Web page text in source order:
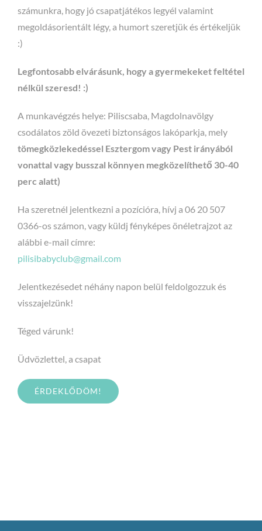
számunkra, hogy jó csapatjátékos legyél valamint
megoldásorientált légy, a humort szeretjük és értékeljük
:)
Legfontosabb elvárásunk, hogy a gyermekeket feltétel
nélkül szeresd! :)
A munkavégzés helye: Piliscsaba, Magdolnavölgy
csodálatos zöld övezeti biztonságos lakóparkja, mely
tömegközlekedéssel Esztergom vagy Pest irányából
vonattal vagy busszal könnyen megközelíthető 30-40
perc alatt)
Ha szeretnél jelentkezni a pozícióra, hívj a 06 20 507
0366-os számon, vagy küldj fényképes önéletrajzot az
alábbi e-mail címre:
pilisibabyclub@gmail.com
Jelentkezésedet néhány napon belül feldolgozzuk és
visszajelzünk!
Téged várunk!
Üdvözlettel, a csapat
ÉRDEKLŐDÖM!